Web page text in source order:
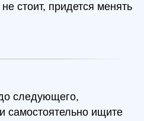
стоит, придется менять
следующего,
самостоятельно ищите